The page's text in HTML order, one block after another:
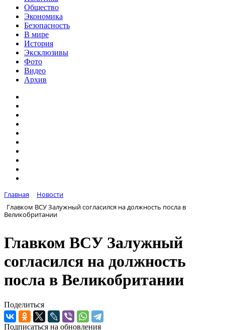
Общество
Экономика
Безопасность
В мире
История
Эксклюзивы
Фото
Видео
Архив
Главная
Новости
Главком ВСУ Залужный согласился на должность посла в
Великобритании
Главком ВСУ Залужный
согласился на должность
посла в Великобритании
Поделиться
Подписаться на обновления